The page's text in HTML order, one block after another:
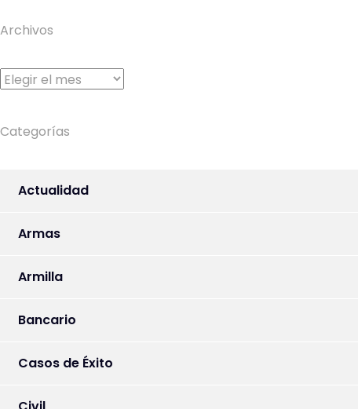
Archivos
Archivos
Categorías
Actualidad
Armas
Armilla
Bancario
Casos de Éxito